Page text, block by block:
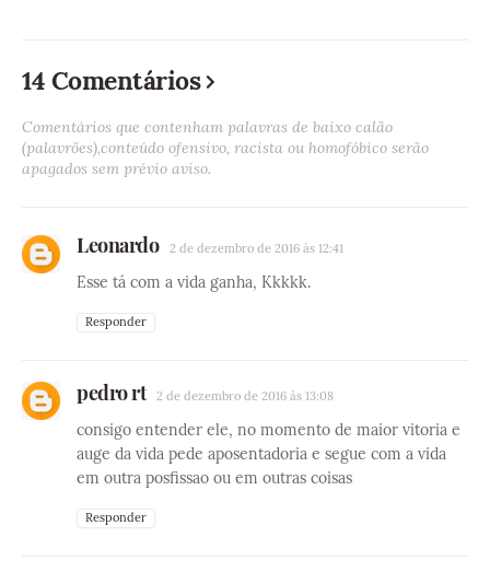
14 Comentários
Comentários que contenham palavras de baixo calão
(palavrões),conteúdo ofensivo, racista ou homofóbico serão
apagados sem prévio aviso.
Leonardo 2 de dezembro de 2016 às 12:41
Esse tá com a vida ganha, Kkkkk.
Responder
pedro rt 2 de dezembro de 2016 às 13:08
consigo entender ele, no momento de maior vitoria e
auge da vida pede aposentadoria e segue com a vida
em outra posfissao ou em outras coisas
Responder